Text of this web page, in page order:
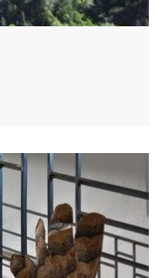
du patrimoine,
industriel en